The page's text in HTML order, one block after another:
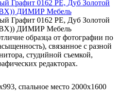
образца от фотографии по
связанное с разной
студийной съемкой,
редакторах.
спальное место 2000х1600